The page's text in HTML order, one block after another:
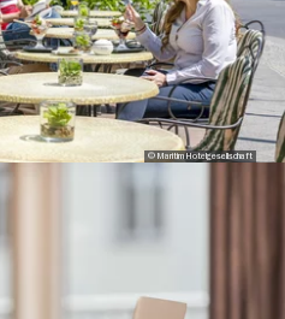
© Maritim Hotelgesellschaft